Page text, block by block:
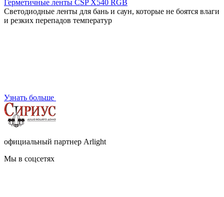
Герметичные ленты CSP X540 RGB
Светодиодные ленты для бань и саун, которые не боятся влаги
и резких перепадов температур
Узнать больше
официальный партнер Arlight
Мы в соцсетях